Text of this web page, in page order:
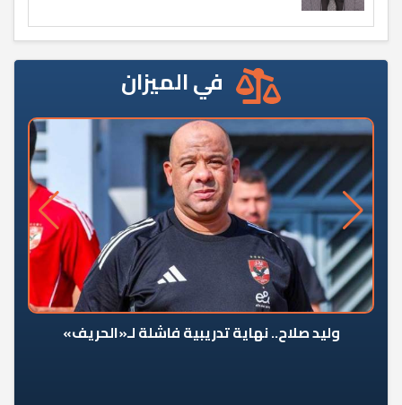
في الميزان
وليد صلاح.. نهاية تدريبية فاشلة لـ«الحريف»